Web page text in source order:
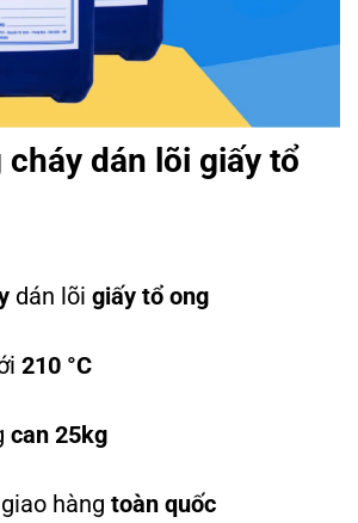
cháy dán lõi giấy tổ
dán lõi giấy tổ ong
210 °C
can 25kg
hàng toàn quốc